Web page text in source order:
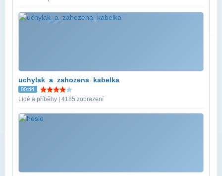
uchylak_a_zahozena_kabelka
00:44
Lidé a příběhy | 4185 zobrazení